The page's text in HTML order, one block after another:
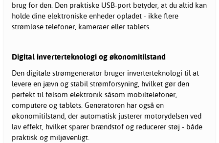
brug for den. Den praktiske USB-port betyder, at du altid kan
holde dine elektroniske enheder opladet - ikke flere
strømløse telefoner, kameraer eller tablets.
Digital inverterteknologi og økonomitilstand
Den digitale strømgenerator bruger inverterteknologi til at
levere en jævn og stabil strømforsyning, hvilket gør den
perfekt til følsom elektronik såsom mobiltelefoner,
computere og tablets. Generatoren har også en
økonomitilstand, der automatisk justerer motorydelsen ved
lav effekt, hvilket sparer brændstof og reducerer støj - både
praktisk og miljøvenligt.